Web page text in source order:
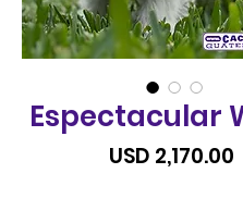
Espectacular
USD 2,170.00